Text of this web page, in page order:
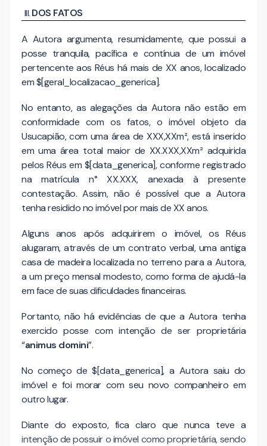
DOS FATOS
A Autora argumenta, resumidamente, que possui a
posse tranquila, pacífica e contínua de um imóvel
pertencente aos Réus há mais de XX anos, localizado
em $[geral_localizacao_generica].
No entanto, as alegações da Autora não estão em
conformidade com os fatos, o imóvel objeto da
Usucapião, com uma área de XXX,XXm², está inserido
em uma área total maior de XX.XXX,XXm² adquirida
pelos Réus em $[data_generica], conforme registrado
na matrícula n° XX.XXX, anexada à presente
contestação. Assim, não é possível que a Autora
tenha residido no imóvel por mais de XX anos.
Alguns anos após adquirirem o imóvel, os Réus
alugaram, através de um contrato verbal, uma antiga
casa de madeira localizada no terreno para a Autora,
a um preço mensal modesto, como forma de ajudá-la
em face de suas dificuldades financeiras.
Portanto, não há evidências de que a Autora tenha
exercido posse com intenção de ser proprietária
“animus domini”.
No começo de $[data_generica], a Autora saiu do
imóvel e foi morar com seu novo companheiro em
outro lugar.
Diante do exposto, fica claro que nunca teve a
intenção de possuir o imóvel como proprietária, sendo